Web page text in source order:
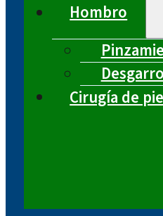
Hombro
Cirugía de